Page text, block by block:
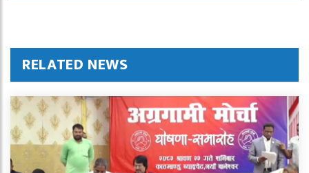
RELATED NEWS